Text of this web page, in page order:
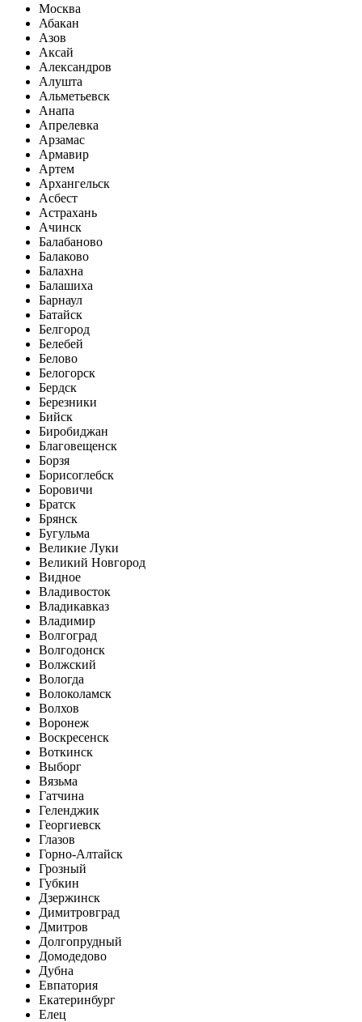
Москва
Абакан
Азов
Аксай
Александров
Алушта
Альметьевск
Анапа
Апрелевка
Арзамас
Армавир
Артем
Архангельск
Асбест
Астрахань
Ачинск
Балабаново
Балаково
Балахна
Балашиха
Барнаул
Батайск
Белгород
Белебей
Белово
Белогорск
Бердск
Березники
Бийск
Биробиджан
Благовещенск
Борзя
Борисоглебск
Боровичи
Братск
Брянск
Бугульма
Великие Луки
Великий Новгород
Видное
Владивосток
Владикавказ
Владимир
Волгоград
Волгодонск
Волжский
Вологда
Волоколамск
Волхов
Воронеж
Воскресенск
Воткинск
Выборг
Вязьма
Гатчина
Геленджик
Георгиевск
Глазов
Горно-Алтайск
Грозный
Губкин
Дзержинск
Димитровград
Дмитров
Долгопрудный
Домодедово
Дубна
Евпатория
Екатеринбург
Елец